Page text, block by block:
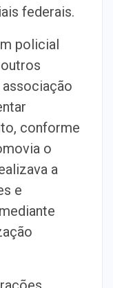
federais.
policial
conforme
o
a
e